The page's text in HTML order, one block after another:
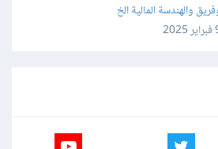
والهندسة المالية الخ